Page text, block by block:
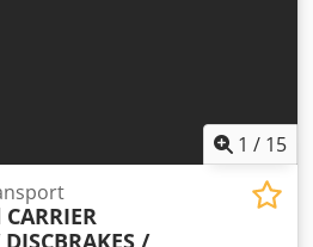
Aezqy Iaopmsha APK
1 / 15
CARRIER
/